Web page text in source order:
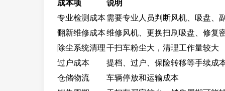
成本项
说明
专业检测成本需要专业人员判断风机、吸盘、
翻新维修成本维修风机、更换扫刷吸盘、修复
除尘系统清理干扫车粉尘大，清理工作量较大
过户成本
提档、过户、保险转移等手续成
仓储物流
车辆停放和运输成本